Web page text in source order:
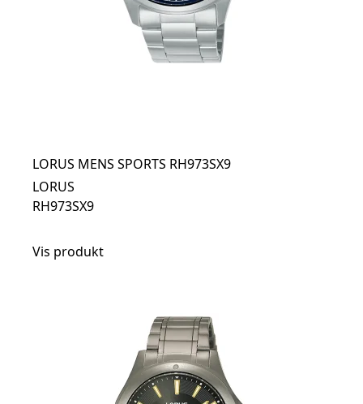
LORUS MENS SPORTS RH973SX9
LORUS
RH973SX9
Vis produkt